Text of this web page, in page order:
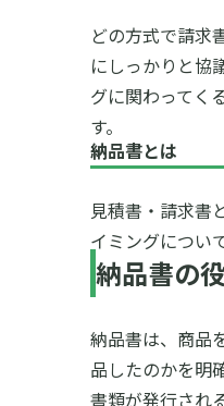
どの方式で請求
にしっかりと協
グに関わってく
す。
納品書とは
見積書・請求書
イミングについ
納品書の
納品書は、商品
品したのかを明
書類が発行され